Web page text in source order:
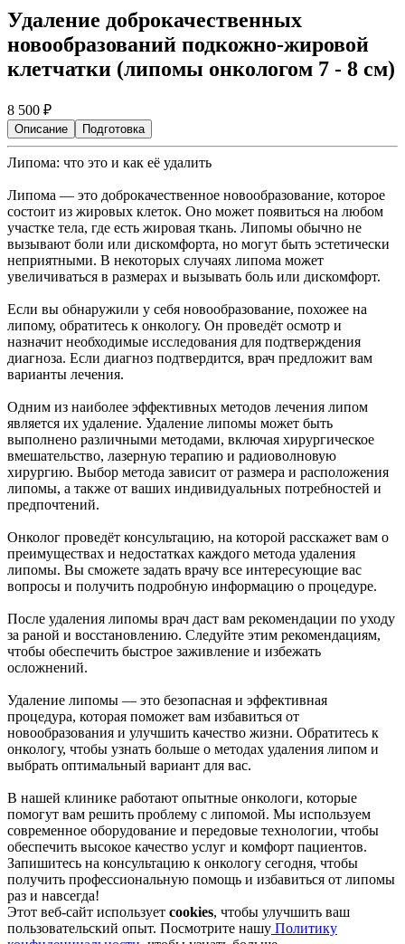
Удаление доброкачественных
новообразований подкожно-жировой
клетчатки (липомы онкологом 7 - 8 см)
8 500 ₽
Описание Подготовка
Липома: что это и как её удалить
Липома — это доброкачественное новообразование, которое
состоит из жировых клеток. Оно может появиться на любом
участке тела, где есть жировая ткань. Липомы обычно не
вызывают боли или дискомфорта, но могут быть эстетически
неприятными. В некоторых случаях липома может
увеличиваться в размерах и вызывать боль или дискомфорт.
Если вы обнаружили у себя новообразование, похожее на
липому, обратитесь к онкологу. Он проведёт осмотр и
назначит необходимые исследования для подтверждения
диагноза. Если диагноз подтвердится, врач предложит вам
варианты лечения.
Одним из наиболее эффективных методов лечения липом
является их удаление. Удаление липомы может быть
выполнено различными методами, включая хирургическое
вмешательство, лазерную терапию и радиоволновую
хирургию. Выбор метода зависит от размера и расположения
липомы, а также от ваших индивидуальных потребностей и
предпочтений.
Онколог проведёт консультацию, на которой расскажет вам о
преимуществах и недостатках каждого метода удаления
липомы. Вы сможете задать врачу все интересующие вас
вопросы и получить подробную информацию о процедуре.
После удаления липомы врач даст вам рекомендации по уходу
за раной и восстановлению. Следуйте этим рекомендациям,
чтобы обеспечить быстрое заживление и избежать
осложнений.
Удаление липомы — это безопасная и эффективная
процедура, которая поможет вам избавиться от
новообразования и улучшить качество жизни. Обратитесь к
онкологу, чтобы узнать больше о методах удаления липом и
выбрать оптимальный вариант для вас.
В нашей клинике работают опытные онкологи, которые
помогут вам решить проблему с липомой. Мы используем
современное оборудование и передовые технологии, чтобы
обеспечить высокое качество услуг и комфорт пациентов.
Запишитесь на консультацию к онкологу сегодня, чтобы
получить профессиональную помощь и избавиться от липомы
раз и навсегда!
Этот веб-сайт использует cookies, чтобы улучшить ваш
пользовательский опыт. Посмотрите нашу Политику